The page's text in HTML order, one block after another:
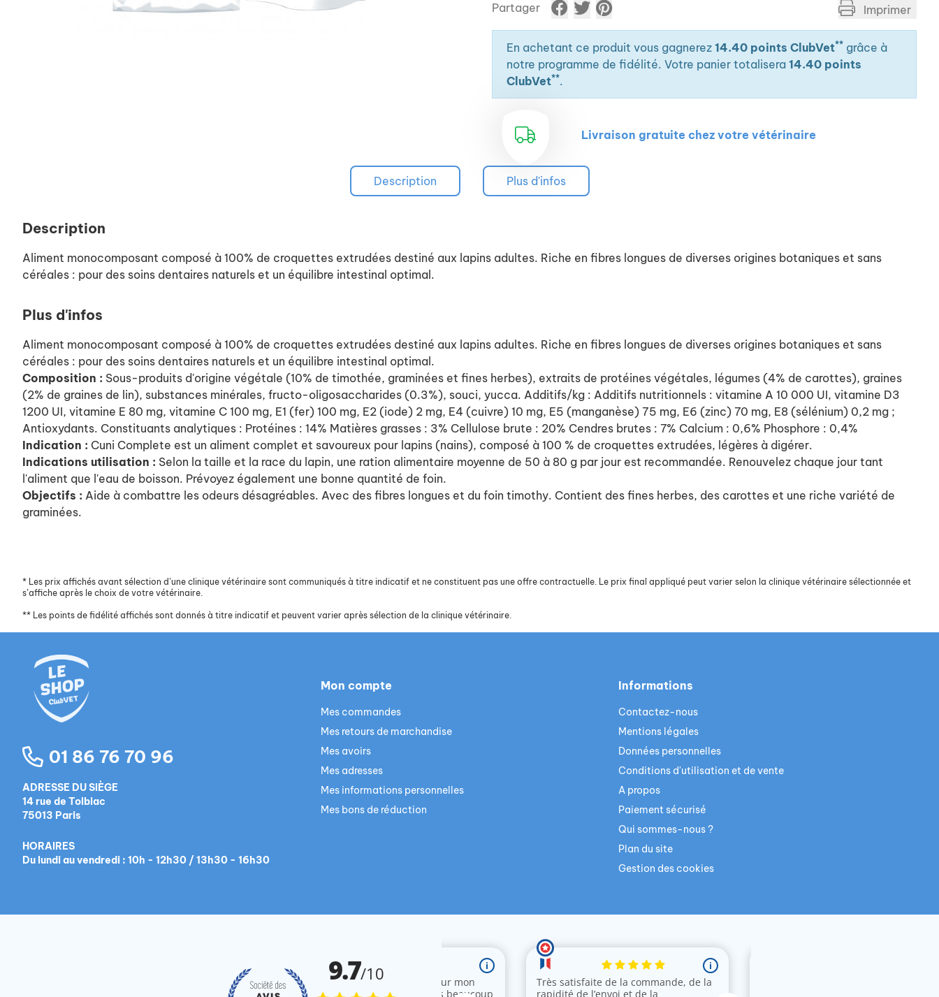
Partager Imprimer
En achetant ce produit vous gagnerez 14.40 points ClubVet** grâce à
notre programme de fidélité. Votre panier totalisera 14.40 points
ClubVet**.
Livraison gratuite chez votre vétérinaire
Description Plus d'infos
Description
Aliment monocomposant composé à 100% de croquettes extrudées destiné aux lapins adultes. Riche en fibres longues de diverses origines botaniques et sans
céréales : pour des soins dentaires naturels et un équilibre intestinal optimal.
Plus d'infos
Aliment monocomposant composé à 100% de croquettes extrudées destiné aux lapins adultes. Riche en fibres longues de diverses origines botaniques et sans
céréales : pour des soins dentaires naturels et un équilibre intestinal optimal.
Composition : Sous-produits d'origine végétale (10% de timothée, graminées et fines herbes), extraits de protéines végétales, légumes (4% de carottes), graines
(2% de graines de lin), substances minérales, fructo-oligosaccharides (0.3%), souci, yucca. Additifs/kg : Additifs nutritionnels : vitamine A 10 000 UI, vitamine D3
1200 UI, vitamine E 80 mg, vitamine C 100 mg, E1 (fer) 100 mg, E2 (iode) 2 mg, E4 (cuivre) 10 mg, E5 (manganèse) 75 mg, E6 (zinc) 70 mg, E8 (sélénium) 0,2 mg ;
Antioxydants. Constituants analytiques : Protéines : 14% Matières grasses : 3% Cellulose brute : 20% Cendres brutes : 7% Calcium : 0,6% Phosphore : 0,4%
Indication : Cuni Complete est un aliment complet et savoureux pour lapins (nains), composé à 100 % de croquettes extrudées, légères à digérer.
Indications utilisation : Selon la taille et la race du lapin, une ration alimentaire moyenne de 50 à 80 g par jour est recommandée. Renouvelez chaque jour tant
l'aliment que l'eau de boisson. Prévoyez également une bonne quantité de foin.
Objectifs : Aide à combattre les odeurs désagréables. Avec des fibres longues et du foin timothy. Contient des fines herbes, des carottes et une riche variété de
graminées.
* Les prix affichés avant sélection d’une clinique vétérinaire sont communiqués à titre indicatif et ne constituent pas une offre contractuelle. Le prix final appliqué peut varier selon la clinique vétérinaire sélectionnée et
s’affiche après le choix de votre vétérinaire.
** Les points de fidélité affichés sont donnés à titre indicatif et peuvent varier après sélection de la clinique vétérinaire.
01 86 76 70 96
ADRESSE DU SIÈGE
14 rue de Tolbiac
75013 Paris
HORAIRES
Du lundi au vendredi : 10h - 12h30 / 13h30 - 16h30
Mon compte
Mes commandes
Mes retours de marchandise
Mes avoirs
Mes adresses
Mes informations personnelles
Mes bons de réduction
Informations
Contactez-nous
Mentions légales
Données personnelles
Conditions d'utilisation et de vente
A propos
Paiement sécurisé
Qui sommes-nous ?
Plan du site
Gestion des cookies